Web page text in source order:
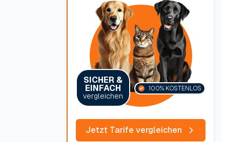
SICHER &
EINFACH
vergleichen
100% KOSTENLOS
Jetzt Tarife vergleichen